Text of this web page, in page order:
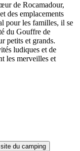
de Rocamadour,
des emplacements
pour les familles, il se
du Gouffre de
petits et grands.
ludiques et de
les merveilles et
du camping